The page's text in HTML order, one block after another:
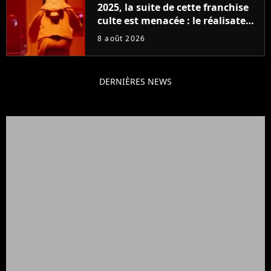
2025, la suite de cette franchise
culte est menacée : le réalisateur
claque la porte pour "différends
8 août 2026
DERNIÈRES NEWS